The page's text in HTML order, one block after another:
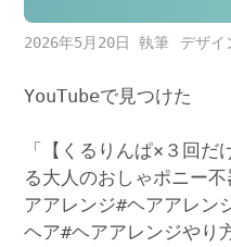
2026年5月20日 デザイ
YouTubeで見つけた
「【くるりんぱ×３回だ
る大人のおしゃポニー
アアレンジ#ヘアアレ
ヘア#ヘアアレンジやり